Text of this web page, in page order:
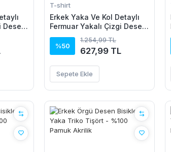
Desen
T-shirt
Erkek Yaka Ve Kol Detaylı
Fermuar Yakalı Çizgi Desen
Kısa Kollu Triko Tişört
%50
1.254,99 TL
627,99 TL
Sepete Ekle